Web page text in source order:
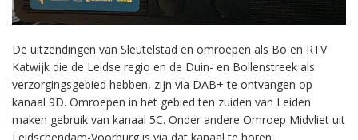
De uitzendingen van Sleutelstad en omroepen als Bo en RTV
Katwijk die de Leidse regio en de Duin- en Bollenstreek als
verzorgingsgebied hebben, zijn via DAB+ te ontvangen op
kanaal 9D. Omroepen in het gebied ten zuiden van Leiden
maken gebruik van kanaal 5C. Onder andere Omroep Midvliet uit